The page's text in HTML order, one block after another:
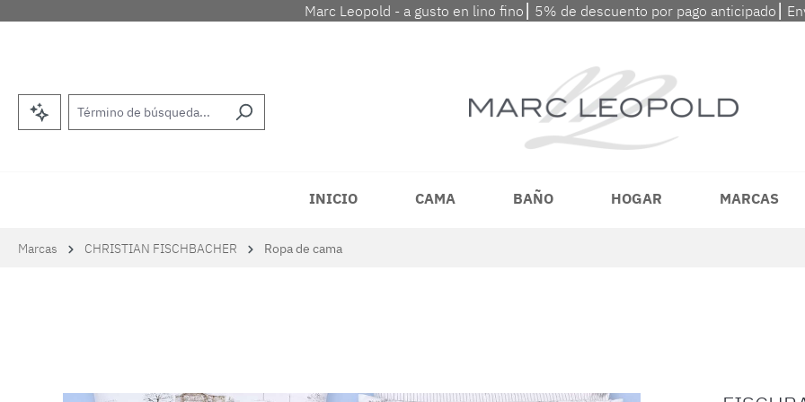
al contenido principal
Saltar a la búsqueda
Saltar a la navegación principal
Marc Leopold - a gusto en lino fino⎮ 5% de descuento por pago anticipado⎮
INICIO CAMA BAÑO HOGAR MARCAS
Marcas CHRISTIAN FISCHBACHER Ropa de cama